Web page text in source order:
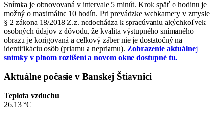
Snímka je obnovovaná v intervale 5 minút. Krok späť o hodinu je
možný o maximálne 10 hodín. Pri prevádzke webkamery v zmysle
§ 2 zákona 18/2018 Z.z. nedochádza k spracúvaniu akýchkoľvek
osobných údajov z dôvodu, že kvalita výstupného snímaného
obrazu je korigovaná a celkový záber nie je dostatočný na
identifikáciu osôb (priamu a nepriamu). Zobrazenie aktuálnej
snímky v plnom rozlíšení a novom okne dostupné tu.
Aktuálne počasie v Banskej Štiavnici
Teplota vzduchu
26.13 °C